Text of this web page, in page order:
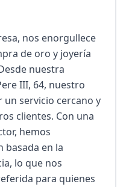
nos enorgullece
de oro y joyería
nuestra
III, 64, nuestro
un servicio cercano y
clientes. Con una
hemos
basada en la
lo que nos
para quienes